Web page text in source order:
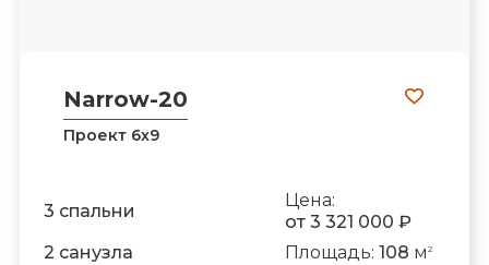
Narrow-20
Проект 6х9
3 спальни
Цена:
от 3 321 000 ₽
2 санузла
Площадь: 108 м 2